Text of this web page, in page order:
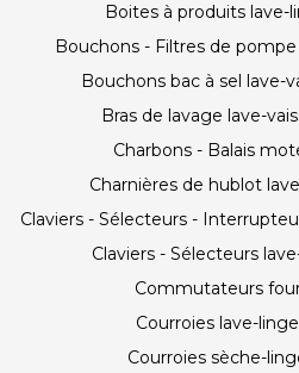
Boites à produits lave-
Bouchons - Filtres de
Bouchons bac à sel lave-
Bras de lavage lave-
Charbons - Balais
Charnières de hublot
Claviers - Sélecteurs -
Claviers - Sélecteurs
Commutateurs
Courroies lave-
Courroies sèche-